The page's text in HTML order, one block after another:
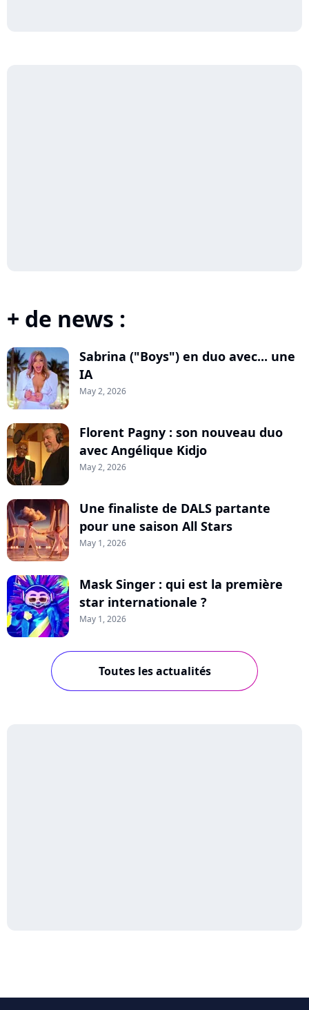
+ de news :
Sabrina ("Boys") en duo avec... une
IA
May 2, 2026
Florent Pagny : son nouveau duo
avec Angélique Kidjo
May 2, 2026
Une finaliste de DALS partante
pour une saison All Stars
May 1, 2026
Mask Singer : qui est la première
star internationale ?
May 1, 2026
Toutes les actualités